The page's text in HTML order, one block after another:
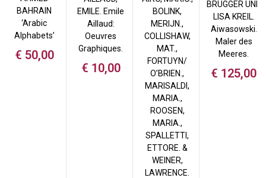
BAHRAIN
‘Arabic
Alphabets’
€ 50,00
EMILE. Emile
Aillaud:
Oeuvres
Graphiques.
€ 10,00
BOLINK,
MERIJN.,
COLLISHAW,
MAT.,
FORTUYN/
O’BRIEN.,
MARISALDI,
MARIA.,
ROOSEN,
MARIA.,
SPALLETTI,
ETTORE. &
WEINER,
LAWRENCE.
BRUGGER UND
LISA KREIL.
Aiwasowski.
Maler des
Meeres.
€ 125,00